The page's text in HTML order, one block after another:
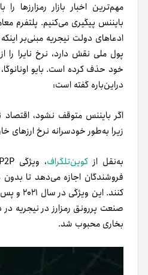
مهم‌ترین اخبار بازار رمزارزها
بایننس پیگیری می‌کنیم. پلتفرم
ادعاهای دولت نیجریه مبنی‌بر
خود حذف کرده است. بایو
دراین‌باره گفته است:
اگر بایننس متوقف نشود، اقتصاد
زیرا به‌طور خودسرانه نرخ ارزهای
به‌نقل از کوین‌تلگراف
فروشندگان اجازه می‌دهد تا
کنند.
صنعت پررونق رمزارز در نیجریه
بخاری محبوب شد.